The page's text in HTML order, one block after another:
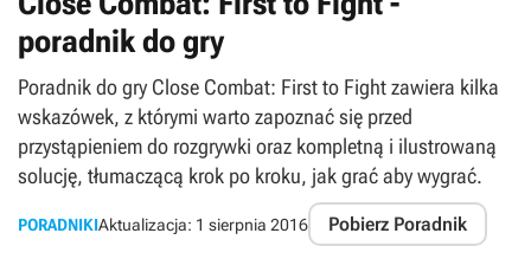
poradnik do gry
Poradnik do gry Close Combat: First to Fight zawiera kilka
wskazówek, z którymi warto zapoznać się przed
przystąpieniem do rozgrywki oraz kompletną i ilustrowaną
solucję, tłumaczącą krok po kroku, jak grać aby wygrać.
PORADNIKIAktualizacja: 1 sierpnia 2016 Pobierz Poradnik